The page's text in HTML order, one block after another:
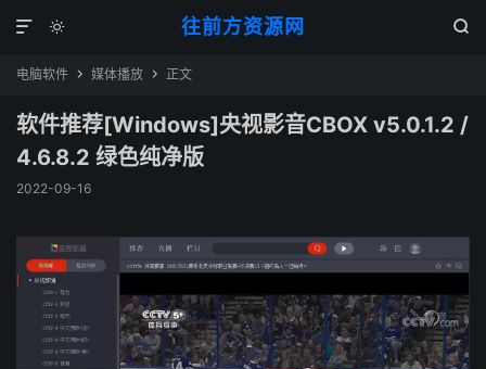
往前方资源网
 

电脑软件  媒体播放  正文
软件推荐[Windows]央视影音CBOX v5.0.1.2 /
4.6.8.2 绿色纯净版
2022-09-16